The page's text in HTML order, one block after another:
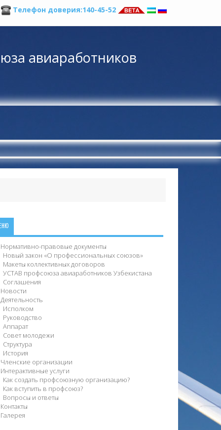
Телефон доверия:140-45-52
авиаработников
Нормативно-правовые документы
Новый закон «О профессиональных союзов»
Макеты коллективных договоров
УСТАВ профсоюза авиаработников Узбекистана
Соглашения
Новости
Деятельность
Исполком
Руководство
Аппарат
Совет молодежи
Структура
История
Членские организации
Интерактивные услуги
Как создать профсоюзную организацию?
Как вступить в профсоюз?
Вопросы и ответы
Контакты
Галерея